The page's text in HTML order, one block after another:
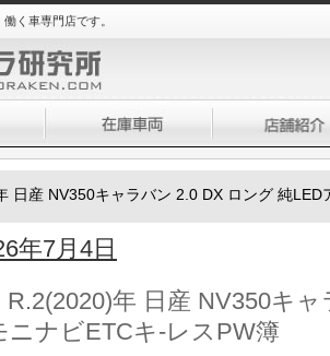
く車専門店です。
日産 NV350キャラバン 2.0 DX ロング 純LED
年7月4日
年 日産 NV350キ
ニナビETCキ-レスPW簿